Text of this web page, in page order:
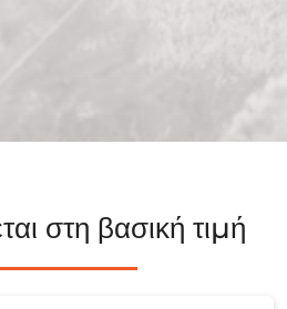
στη βασική τιμή